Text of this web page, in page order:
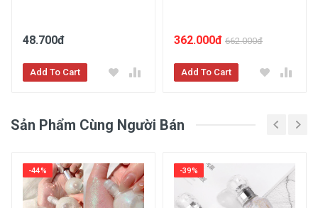
48.700đ
Add To Cart
362.000đ 662.000đ
Add To Cart
Sản Phẩm Cùng Người Bán
-44% -39%